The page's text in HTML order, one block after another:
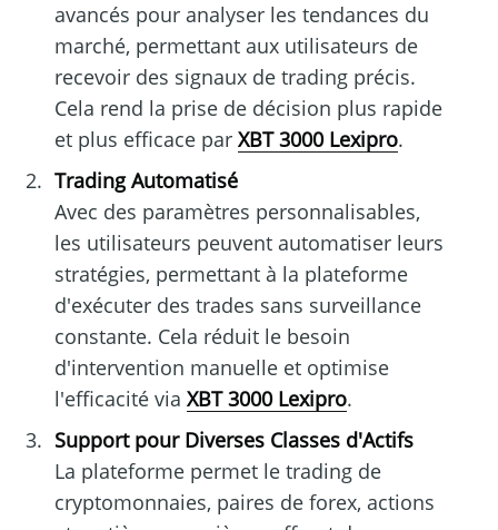
avancés pour analyser les tendances du
marché, permettant aux utilisateurs de
recevoir des signaux de trading précis.
Cela rend la prise de décision plus rapide
et plus efficace par XBT 3000 Lexipro.
Trading Automatisé
Avec des paramètres personnalisables,
les utilisateurs peuvent automatiser leurs
stratégies, permettant à la plateforme
d'exécuter des trades sans surveillance
constante. Cela réduit le besoin
d'intervention manuelle et optimise
l'efficacité via XBT 3000 Lexipro.
Support pour Diverses Classes d'Actifs
La plateforme permet le trading de
cryptomonnaies, paires de forex, actions